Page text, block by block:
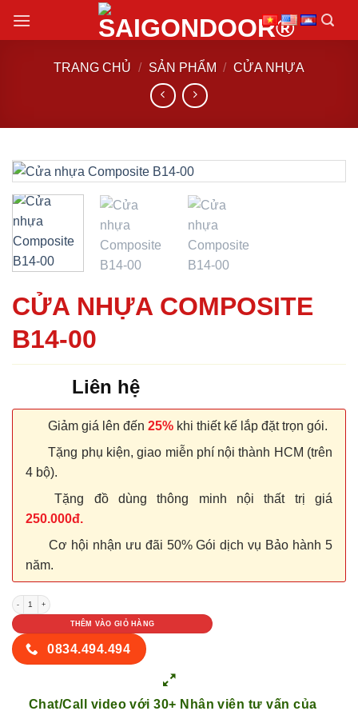
đến
TRANG CHỦ / SẢN PHẨM / CỬA NHỰA
CỬA NHỰA COMPOSITE
B14-00
Liên hệ
Giảm giá lên đến 25% khi thiết kế lắp đặt trọn gói.
Tặng phụ kiện, giao miễn phí nội thành HCM (trên
4 bộ).
Tặng đồ dùng thông minh nội thất trị giá
250.000đ.
Cơ hội nhận ưu đãi 50% Gói dịch vụ Bảo hành 5
năm.
CỬA NHỰA COMPOSITE B14-00 số lượng
THÊM VÀO GIỎ HÀNG
0834.494.494
Chat/Call video với 30+ Nhân viên tư vấn của